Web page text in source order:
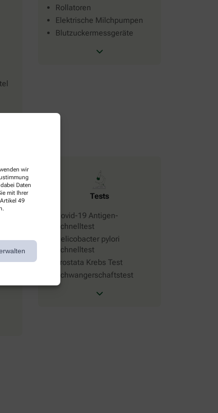
wir
Daten
mit Ihrer
49
Rollatoren
Elektrische Milchpumpen
Blutzuckermessgeräte
Tests
Covid-19 Antigen-
Schnelltest
Helicobacter pylori
Schnelltest
Prostata Krebs Test
Schwangerschaftstest